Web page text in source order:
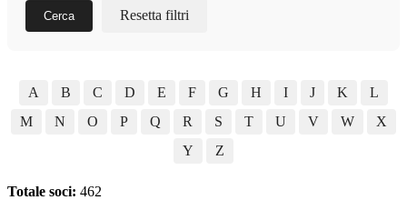
Cerca Resetta filtri
A B C D E F G H I J K
L
M
N O P Q R S T U V W
X
Y
Z
Totale soci: 462